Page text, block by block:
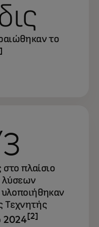
το
πλαίσιο
λύσεων
υλοποιήθηκαν
Τεχνητής
2024 [2]